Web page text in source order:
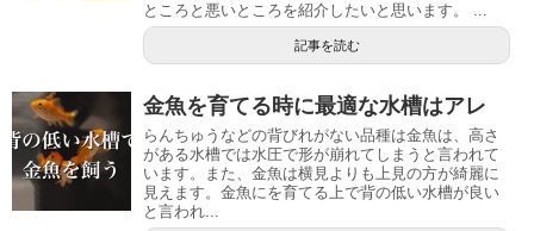
ところと悪いところを紹介したいと思います。 ...
記事を読む
金魚を育てる時に最適な水槽はアレ
らんちゅうなどの背びれがない品種は金魚は、高さ
がある水槽では水圧で形が崩れてしまうと言われて
います。また、金魚は横見よりも上見の方が綺麗に
見えます。金魚にを育てる上で背の低い水槽が良い
と言われ...